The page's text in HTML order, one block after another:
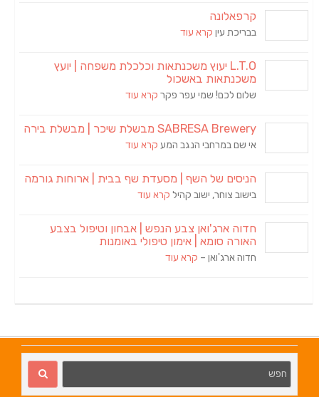
קרפאלונה
בבריכת עין קרא עוד
L.T.O יעוץ משכנתאות וכלכלת משפחה | יועץ
משכנתאות באשכול
שלום לכם! שמי עפר פקר קרא עוד
SABRESA Brewery מבשלת שיכר | מבשלת בירה
אי שם במרחבי הנגב המע קרא עוד
הניסים של השף | מסעדת שף בבית | ארוחות גורמה
בישוב צוחר, ישוב קהיל קרא עוד
חדוה ארג'ואן צבע הנפש | אבחון וטיפול בצבע
האורה סומא | אימון טיפולי באומנות
חדוה ארג'ואן – קרא עוד